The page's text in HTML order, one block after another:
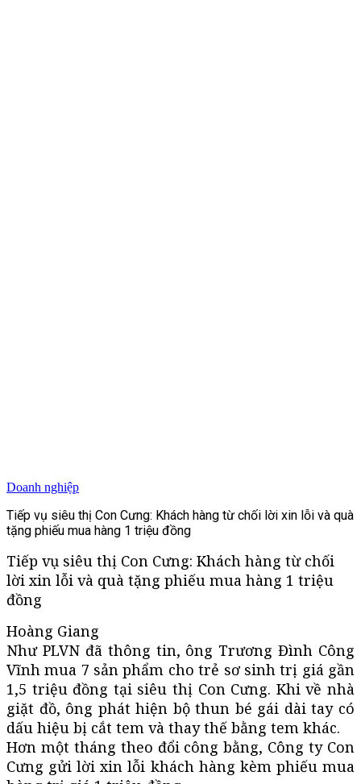
Doanh nghiệp
Tiếp vụ siêu thị Con Cưng: Khách hàng từ chối lời xin lỗi và quà
tặng phiếu mua hàng 1 triệu đồng
Tiếp vụ siêu thị Con Cưng: Khách hàng từ chối
lời xin lỗi và quà tặng phiếu mua hàng 1 triệu
đồng
Hoàng Giang
Như PLVN đã thông tin, ông Trương Đình Công
Vĩnh mua 7 sản phẩm cho trẻ sơ sinh trị giá gần
1,5 triệu đồng tại siêu thị Con Cưng. Khi về nhà
giặt đồ, ông phát hiện bộ thun bé gái dài tay có
dấu hiệu bị cắt tem và thay thế bằng tem khác.
Hơn một tháng theo đổi công bằng, Công ty Con
Cưng gửi lời xin lỗi khách hàng kèm phiếu mua